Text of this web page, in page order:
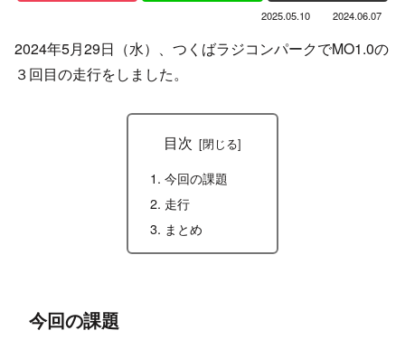
2025.05.10 2024.06.07
2024年5月29日（水）、つくばラジコンパークでMO1.0の
３回目の走行をしました。
目次
今回の課題
走行
まとめ
今回の課題